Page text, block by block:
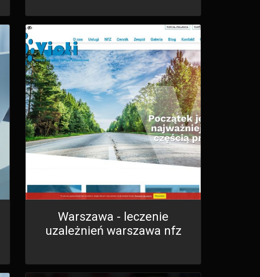
Warszawa - leczenie
uzależnień warszawa nfz